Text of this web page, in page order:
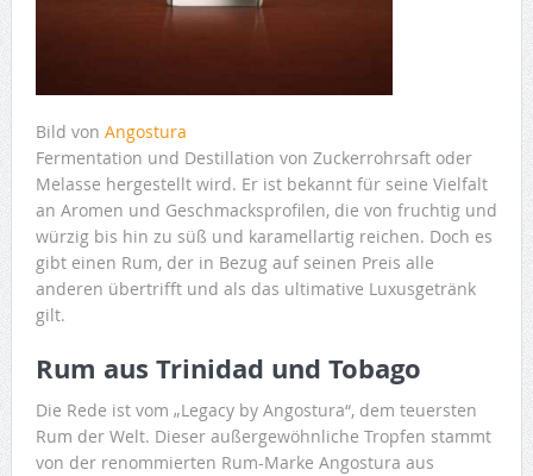
Bild von Angostura
Fermentation und Destillation von Zuckerrohrsaft oder
Melasse hergestellt wird. Er ist bekannt für seine Vielfalt
an Aromen und Geschmacksprofilen, die von fruchtig und
würzig bis hin zu süß und karamellartig reichen. Doch es
gibt einen Rum, der in Bezug auf seinen Preis alle
anderen übertrifft und als das ultimative Luxusgetränk
gilt.
Rum aus Trinidad und Tobago
Die Rede ist vom „Legacy by Angostura“, dem teuersten
Rum der Welt. Dieser außergewöhnliche Tropfen stammt
von der renommierten Rum-Marke Angostura aus